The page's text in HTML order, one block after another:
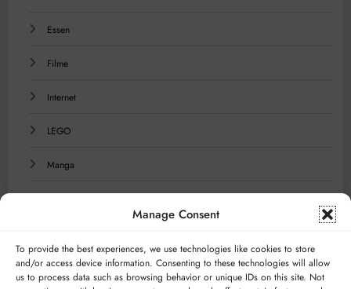
Manage Consent
To provide the best experiences, we use technologies like cookies to store
and/or access device information. Consenting to these technologies will allow
us to process data such as browsing behavior or unique IDs on this site. Not
Essen
Filme
Internet
LEGO
Manga
Serien